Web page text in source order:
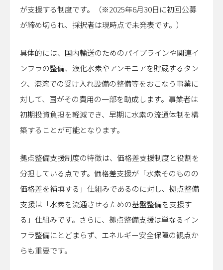
が支援する制度です。（※2025年6月30日に初回公募
が締め切られ、採択者は現時点で未発表です。）
具体的には、国内輸送のためのパイプラインや関連イ
ンフラの整備、液化水素やアンモニアを貯蔵するタン
ク、港湾での受け入れ設備の整備等をおこなう事業に
対して、国がその費用の一部を助成します。事業者は
初期投資負担を軽減でき、早期に水素の流通体制を構
築することが可能となります。
拠点整備支援制度の特徴は、価格差支援制度と役割を
分担している点です。価格差支援が「水素そのものの
価格差を補填する」仕組みであるのに対し、拠点整備
支援は「水素を流通させるための基盤整備を支援す
る」仕組みです。さらに、拠点整備支援は単なるイン
フラ整備にとどまらず、エネルギー安全保障の観点か
らも重要です。